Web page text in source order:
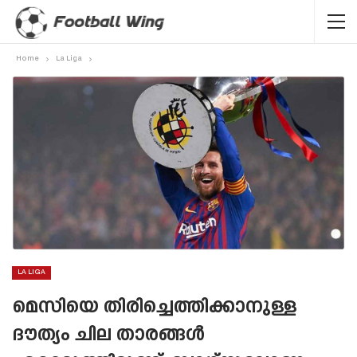
Home La Liga
LA LIGA
മെസിയെ തിരിച്ചെത്തിക്കാനുള്ള
ദൗത്യം ചില താരങ്ങൾ